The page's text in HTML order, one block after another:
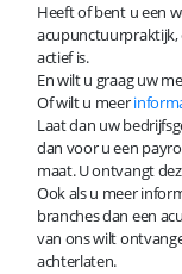
Heeft of bent u een
acupunctuurpraktijk,
actief is.
En wilt u graag uw
Of wilt u meer
Laat dan uw
dan voor u een
maat. U ontvangt
Ook als u meer
branches dan een
van ons wilt
achterlaten.